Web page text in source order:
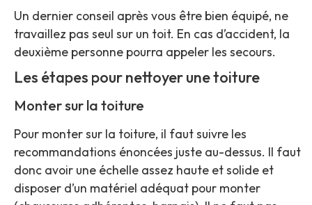
Un dernier conseil après vous être bien équipé, ne
travaillez pas seul sur un toit. En cas d’accident, la
deuxième personne pourra appeler les secours.
Les étapes pour nettoyer une toiture
Monter sur la toiture
Pour monter sur la toiture, il faut suivre les
recommandations énoncées juste au-dessus. Il faut
donc avoir une échelle assez haute et solide et
disposer d’un matériel adéquat pour monter